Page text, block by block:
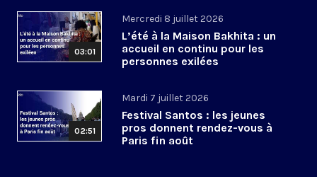
03:01
Mercredi 8 juillet 2026
L’été à la Maison Bakhita : un
accueil en continu pour les
personnes exilées
02:51
Mardi 7 juillet 2026
Festival Santos : les jeunes
pros donnent rendez-vous à
Paris fin août